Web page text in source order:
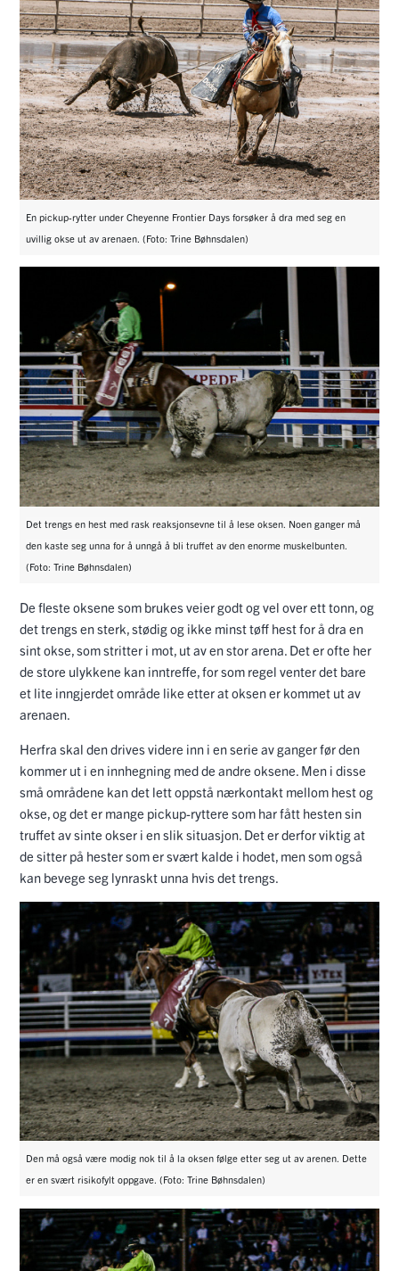
En pickup-rytter under Cheyenne Frontier Days forsøker å dra med seg en
uvillig okse ut av arenaen. (Foto: Trine Bøhnsdalen)
Det trengs en hest med rask reaksjonsevne til å lese oksen. Noen ganger må
den kaste seg unna for å unngå å bli truffet av den enorme muskelbunten.
(Foto: Trine Bøhnsdalen)
De fleste oksene som brukes veier godt og vel over ett tonn, og
det trengs en sterk, stødig og ikke minst tøff hest for å dra en
sint okse, som stritter i mot, ut av en stor arena. Det er ofte her
de store ulykkene kan inntreffe, for som regel venter det bare
et lite inngjerdet område like etter at oksen er kommet ut av
arenaen.
Herfra skal den drives videre inn i en serie av ganger før den
kommer ut i en innhegning med de andre oksene. Men i disse
små områdene kan det lett oppstå nærkontakt mellom hest og
okse, og det er mange pickup-ryttere som har fått hesten sin
truffet av sinte okser i en slik situasjon. Det er derfor viktig at
de sitter på hester som er svært kalde i hodet, men som også
kan bevege seg lynraskt unna hvis det trengs.
Den må også være modig nok til å la oksen følge etter seg ut av arenen. Dette
er en svært risikofylt oppgave. (Foto: Trine Bøhnsdalen)